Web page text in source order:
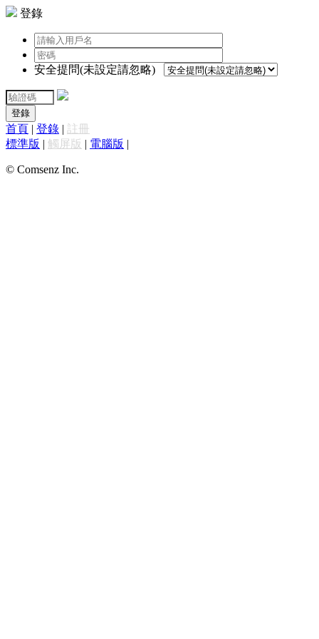
登錄
安全提問(未設定請忽略)
登錄
首頁 | 登錄 | 註冊
標準版 | 觸屏版 | 電腦版 |
© Comsenz Inc.